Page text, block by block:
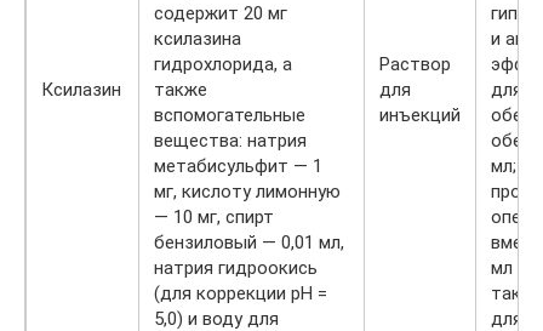
Ксилазин
содержит 20 мг
ксилазина
гидрохлорида, а
также
вспомогательные
вещества: натрия
метабисульфит — 1
мг, кислоту лимонную
— 10 мг, спирт
бензиловый — 0,01 мл,
натрия гидроокись
(для коррекции рН =
5,0) и воду для
Раствор
для
инъекций
и
для
мл;
мл
для